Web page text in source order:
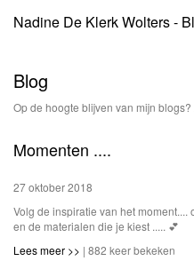
Nadine De Klerk Wolters -
Blog
Op de hoogte blijven van mijn
Momenten ....
27 oktober 2018
Volg de inspiratie van het
en de materialen die je kiest ..... 💕
Lees meer >> | 882 keer bekeken